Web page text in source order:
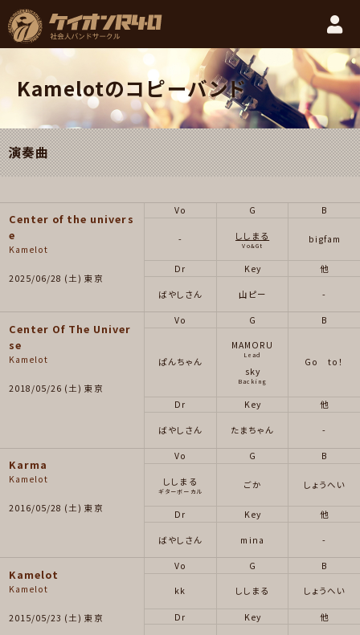
Kamelotのコピーバンド
演奏曲
Center of the univers
e
Kamelot
2025/06/28 (土) 東京
Vo
-
G
ししまる
Vo&Gt
B
bigfam
Dr
ばやしさん
Key
山ピー
他
-
Center Of The Univer
se
Kamelot
2018/05/26 (土) 東京
Vo
ぱんちゃん
G
MAMORU
Lead
sky
Backing
B
Go to！
Dr
ばやしさん
Key
たまちゃん
他
-
Karma
Kamelot
2016/05/28 (土) 東京
Vo
ししまる
ギターボーカル
G
ごか
B
しょうへい
Dr
ばやしさん
Key
mina
他
-
Kamelot
Kamelot
2015/05/23 (土) 東京
Vo
kk
G
ししまる
B
しょうへい
Dr Key 他